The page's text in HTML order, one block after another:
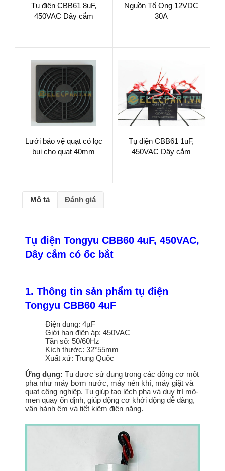
Tụ điện CBB61 8uF,
450VAC Dây cắm
Nguồn Tổ Ong 12VDC
30A
Lưới bảo vệ quạt có lọc
bụi cho quạt 40mm
Tụ điện CBB61 1uF,
450VAC Dây cắm
Mô tả Đánh giá
Tụ điện Tongyu CBB60 4uF, 450VAC,
Dây cắm có ốc bắt
1. Thông tin sản phẩm tụ điện
Tongyu CBB60 4uF
Điện dung: 4µF
Giới hạn điện áp: 450VAC
Tần số: 50/60Hz
Kích thước: 32*55mm
Xuất xứ: Trung Quốc
Ứng dụng: Tụ được sử dụng trong các động cơ một
pha như máy bơm nước, máy nén khí, máy giặt và
quạt công nghiệp. Tụ giúp tạo lệch pha và duy trì mô-
men quay ổn định, giúp động cơ khởi động dễ dàng,
vận hành êm và tiết kiệm điện năng.